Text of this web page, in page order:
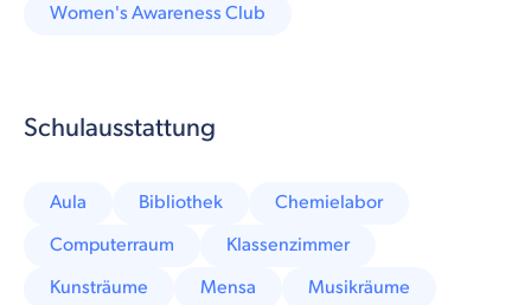
Women's Awareness Club
Schulausstattung
Aula Bibliothek
Chemielabor
Computerraum
Klassenzimmer
Kunsträume
Mensa
Musikräume